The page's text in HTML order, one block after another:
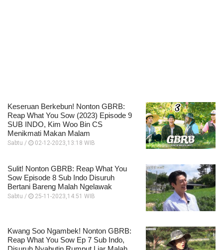
Keseruan Berkebun! Nonton GBRB:
Reap What You Sow (2023) Episode 9
SUB INDO, Kim Woo Bin CS
Menikmati Makan Malam
Sabtu / 02-12-2023,13:18 WIB
Sulit! Nonton GBRB: Reap What You
Sow Episode 8 Sub Indo Disuruh
Bertani Bareng Malah Ngelawak
Sabtu / 25-11-2023,14:51 WIB
Kwang Soo Ngambek! Nonton GBRB:
Reap What You Sow Ep 7 Sub Indo,